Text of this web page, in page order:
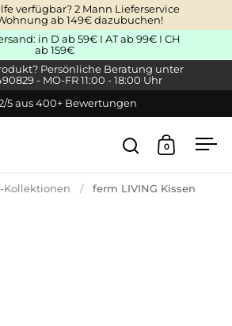
verfügbar? 2 Mann Lieferservice
ab 149€ dazubuchen!
in D ab 59€ I AT ab 99€ I CH
ab 159€
Persönliche Beratung unter
- MO-FR 11:00 - 18:00 Uhr
5 aus 400+ Bewertungen
Suche öffnen
0
Kollektionen / ferm LIVING Kissen